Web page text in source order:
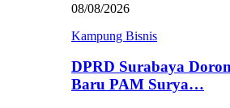
08/08/2026
Kampung Bisnis
DPRD Surabaya
Baru PAM Surya…